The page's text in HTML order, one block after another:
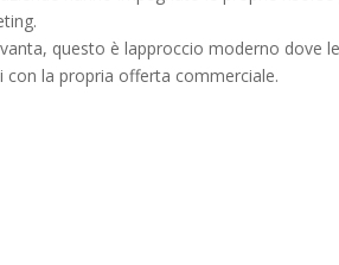
questo è lapproccio moderno dove
con la propria offerta commerciale.